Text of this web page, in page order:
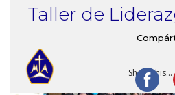
Taller de
Share this...